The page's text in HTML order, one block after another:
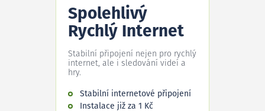
Spolehlivý
Rychlý Internet
Stabilní připojení nejen pro rychlý
internet, ale i sledování videí a
hry.
Stabilní internetové připojení
Instalace již za 1 Kč